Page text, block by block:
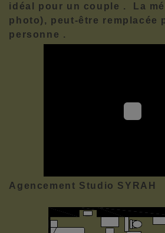
idéal pour un couple . La
photo), peut-être remplacée
personne .
Agencement Studio SYRAH